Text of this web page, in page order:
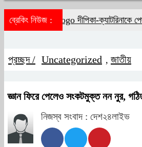
ব্রেকিং নিউজ : দীপিকা-ক্যাটরিনাকে
প্রচ্ছদ / Uncategorized , জাতীয়
জ্ঞান ফিরে পেলেও সংকটমুক্ত নন নুর,
নিজস্ব সংবাদ : দেশ২৪লাইভ